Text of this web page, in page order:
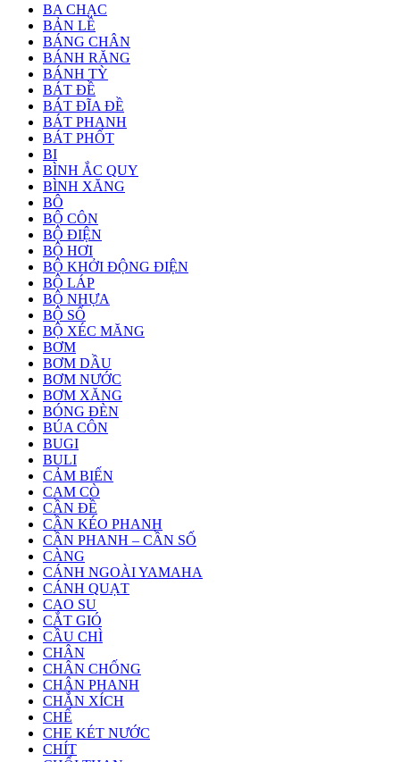
BA CHẠC
BẢN LỀ
BÁNG CHÂN
BÁNH RĂNG
BÁNH TỲ
BÁT ĐỀ
BÁT ĐĨA ĐỀ
BÁT PHANH
BÁT PHỐT
BI
BÌNH ẮC QUY
BÌNH XĂNG
BÔ
BỘ CÔN
BỘ ĐIỆN
BỘ HƠI
BỘ KHỞI ĐỘNG ĐIỆN
BỘ LÁP
BỘ NHỰA
BỘ SỐ
BỘ XÉC MĂNG
BƠM
BƠM DẦU
BƠM NƯỚC
BƠM XĂNG
BÓNG ĐÈN
BÚA CÔN
BUGI
BULI
CẢM BIẾN
CAM CÒ
CẦN ĐỀ
CẦN KÉO PHANH
CẦN PHANH – CẦN SỐ
CÀNG
CÁNH NGOÀI YAMAHA
CÁNH QUẠT
CAO SU
CẮT GIÓ
CẦU CHÌ
CHÂN
CHÂN CHỐNG
CHÂN PHANH
CHẮN XÍCH
CHẾ
CHE KÉT NƯỚC
CHÍT